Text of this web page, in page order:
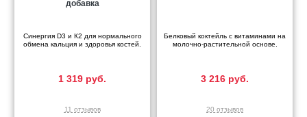
добавка
Синергия D3 и К2 для нормального
обмена кальция и здоровья костей.
1 319 руб.
11 отзывов
Белковый коктейль с витаминами на
молочно-растительной основе.
3 216 руб.
20 отзывов